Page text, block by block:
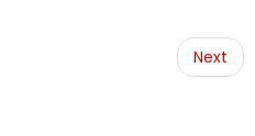
Next